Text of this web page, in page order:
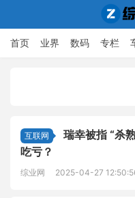
首页 业界 数码 专栏
互联网
瑞幸被指 “杀
吃亏？
综业网 2025-04-27